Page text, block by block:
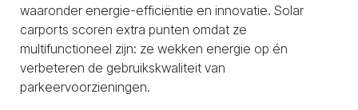
waaronder energie-efficiëntie en innovatie. Solar
carports scoren extra punten omdat ze
multifunctioneel zijn: ze wekken energie op én
verbeteren de gebruikskwaliteit van
parkeervoorzieningen.